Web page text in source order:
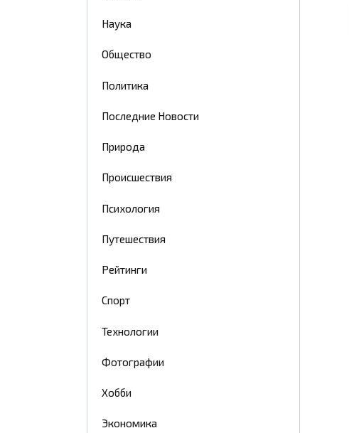
Наука
Общество
Политика
Последние Новости
Природа
Происшествия
Психология
Путешествия
Рейтинги
Спорт
Технологии
Фотографии
Хобби
Экономика